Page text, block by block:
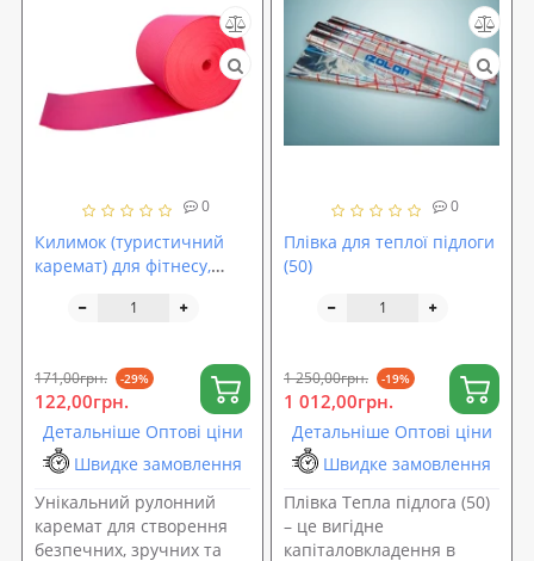
0
Килимок (туристичний
каремат) для фітнесу,
відріз одношаровий
171,00грн. -29%
122,00грн.
Детальніше Оптові ціни
Швидке замовлення
Унікальний рулонний
каремат для створення
безпечних, зручних та
0
Плівка для теплої підлоги
(50)
1 250,00грн. -19%
1 012,00грн.
Детальніше Оптові ціни
Швидке замовлення
Плівка Тепла підлога (50)
– це вигідне
капіталовкладення в